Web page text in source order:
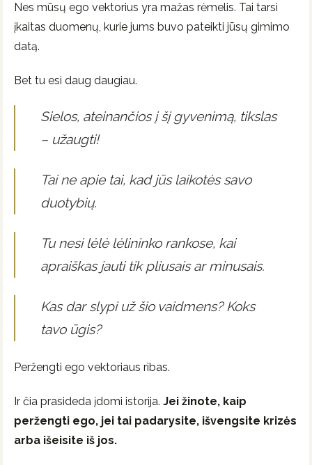
Nes mūsų ego vektorius yra mažas rėmelis. Tai tarsi
įkaitas duomenų, kurie jums buvo pateikti jūsų gimimo
datą.
Bet tu esi daug daugiau.
Sielos, ateinančios į šį gyvenimą, tikslas
– užaugti!
Tai ne apie tai, kad jūs laikotės savo
duotybių.
Tu nesi lėlė lėlininko rankose, kai
apraiškas jauti tik pliusais ar minusais.
Kas dar slypi už šio vaidmens? Koks
tavo ūgis?
Peržengti ego vektoriaus ribas.
Ir čia prasideda įdomi istorija. Jei žinote, kaip
peržengti ego, jei tai padarysite, išvengsite krizės
arba išeisite iš jos.